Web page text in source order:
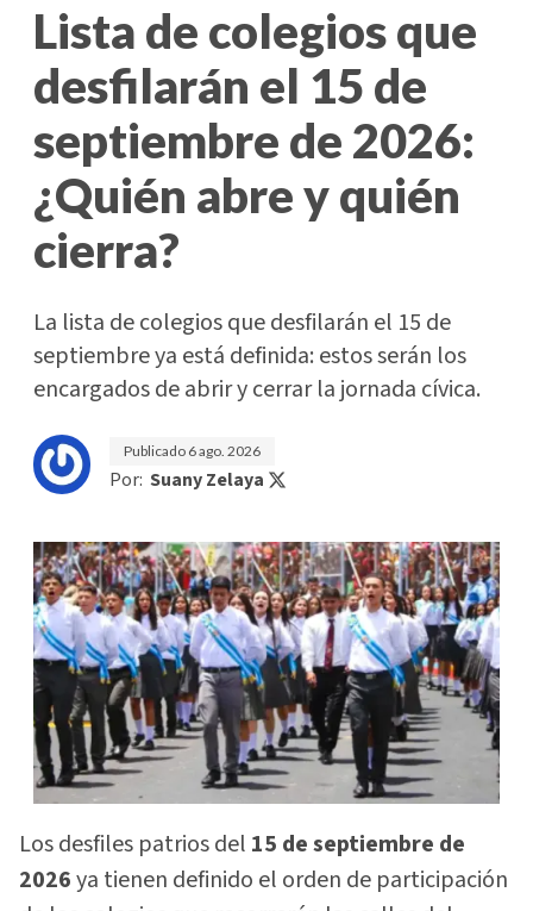
Lista de colegios que
desfilarán el 15 de
septiembre de 2026:
¿Quién abre y quién
cierra?
La lista de colegios que desfilarán el 15 de
septiembre ya está definida: estos serán los
encargados de abrir y cerrar la jornada cívica.
Publicado 6 ago. 2026
Por: Suany Zelaya
Los desfiles patrios del 15 de septiembre de
2026ya tienen definido el orden de participación